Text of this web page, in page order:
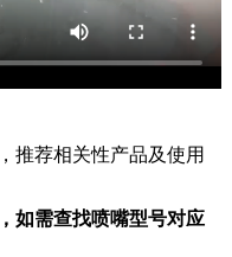
推荐相关性产品及使用
如需查找喷嘴型号对应